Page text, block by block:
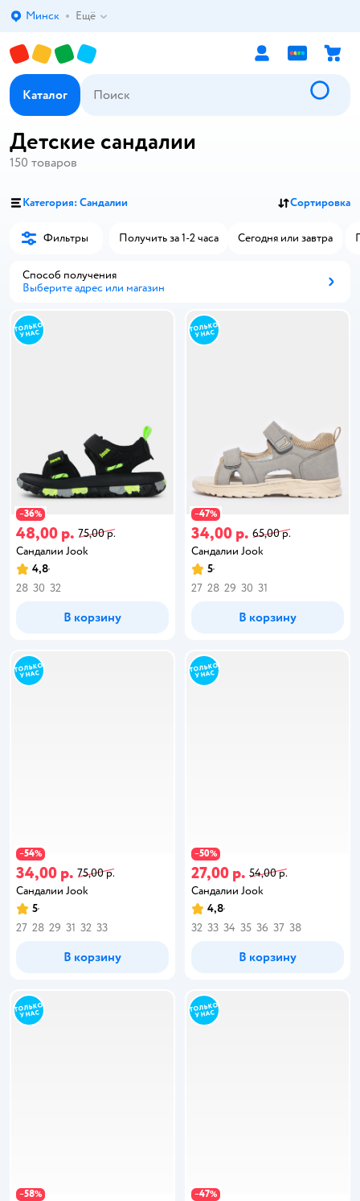
Выбор адреса доставки.
Минск Ещё
Каталог
Детские сандалии
150 товаров
Категория: Сандалии Сортировка
Фильтры Получить за 1-2 часа Сегодня или завтра
Способ получения
Выберите адрес или магазин
−36%
48,00 р. 75,00 р.
Сандалии Jook
4,8
28 30 32
В корзину
−47%
34,00 р. 65,00 р.
Сандалии Jook
5
27 28 29 30 31
В корзину
−54%
34,00 р. 75,00 р.
Сандалии Jook
5
27 28 29 31 32 33
В корзину
−50%
27,00 р. 54,00 р.
Сандалии Jook
4,8
32 33 34 35 36 37 38
В корзину
−58% −47%